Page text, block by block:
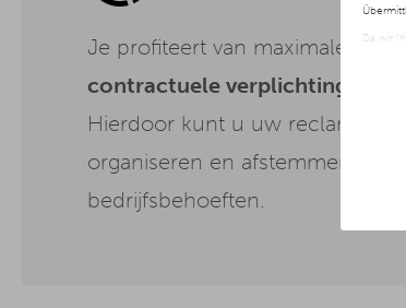
Da wir
Je profiteert van maximale
contractuele verplichtingen op
Hierdoor kunt u uw
organiseren en afstemmen op
bedrijfsbehoeften.